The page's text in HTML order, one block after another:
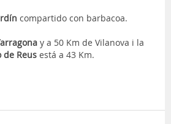
compartido con barbacoa.
y a 50 Km de Vilanova i la
Reus está a 43 Km.